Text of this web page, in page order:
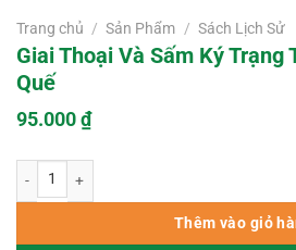
Trang chủ / Sản Phẩm / Sách Lịch Sử
Giai Thoại Và Sấm Ký
Quế
95.000₫
Thêm vào giỏ